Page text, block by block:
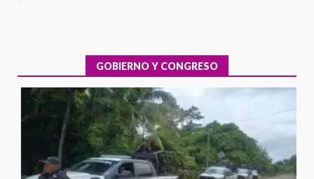
1
Oaxaca
5 agosto 2026
Encuentro de Ariadna Montiel
con el Gobernador Salomón Jara
Cruz reafirma la consolidación
de la transformación en
territorio oaxaqueño
GOBIERNO Y CONGRESO